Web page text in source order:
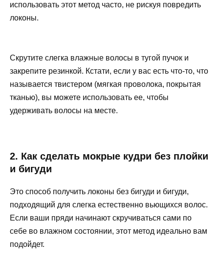
использовать этот метод часто, не рискуя повредить
локоны.
Скрутите слегка влажные волосы в тугой пучок и
закрепите резинкой. Кстати, если у вас есть что-то, что
называется твистером (мягкая проволока, покрытая
тканью), вы можете использовать ее, чтобы
удерживать волосы на месте.
2. Как сделать мокрые кудри без плойки
и бигуди
Это способ получить локоны без бигуди и бигуди,
подходящий для слегка естественно вьющихся волос.
Если ваши пряди начинают скручиваться сами по
себе во влажном состоянии, этот метод идеально вам
подойдет.